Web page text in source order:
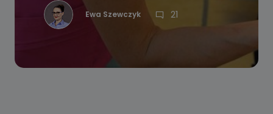
Ewa Szewczyk 21